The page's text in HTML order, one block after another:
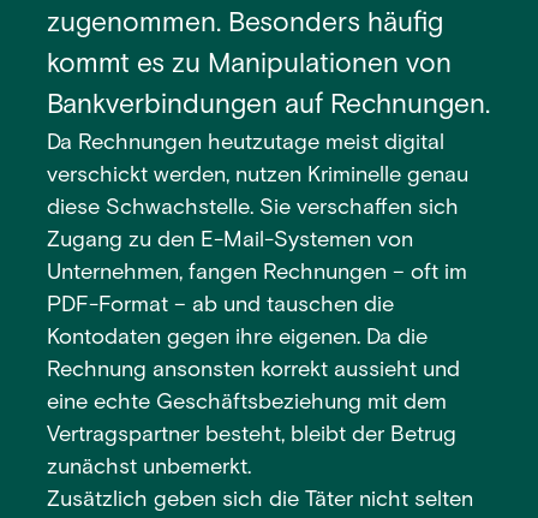
zugenommen. Besonders häufig
kommt es zu Manipulationen von
Bankverbindungen auf Rechnungen.
Da Rechnungen heutzutage meist digital
verschickt werden, nutzen Kriminelle genau
diese Schwachstelle. Sie verschaffen sich
Zugang zu den E-Mail-Systemen von
Unternehmen, fangen Rechnungen – oft im
PDF-Format – ab und tauschen die
Kontodaten gegen ihre eigenen. Da die
Rechnung ansonsten korrekt aussieht und
eine echte Geschäftsbeziehung mit dem
Vertragspartner besteht, bleibt der Betrug
zunächst unbemerkt.
Zusätzlich geben sich die Täter nicht selten